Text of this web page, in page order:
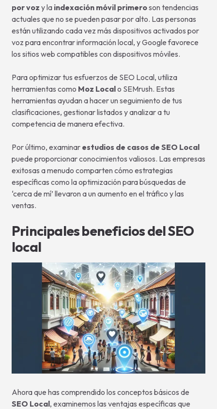
por voz y la indexación móvil primeroson tendencias
actuales que no se pueden pasar por alto. Las personas
están utilizando cada vez más dispositivos activados por
voz para encontrar información local, y Google favorece
los sitios web compatibles con dispositivos móviles.
Para optimizar tus esfuerzos de SEO Local, utiliza
herramientas como Moz Localo SEMrush. Estas
herramientas ayudan a hacer un seguimiento de tus
clasificaciones, gestionar listados y analizar a tu
competencia de manera efectiva.
Por último, examinar estudios de casos de SEO Local
puede proporcionar conocimientos valiosos. Las empresas
exitosas a menudo comparten cómo estrategias
específicas como la optimización para búsquedas de
‘cerca de mí’ llevaron a un aumento en el tráfico y las
ventas.
Principales beneficios del SEO
local
Ahora que has comprendido los conceptos básicos de
SEO Local, examinemos las ventajas específicas que